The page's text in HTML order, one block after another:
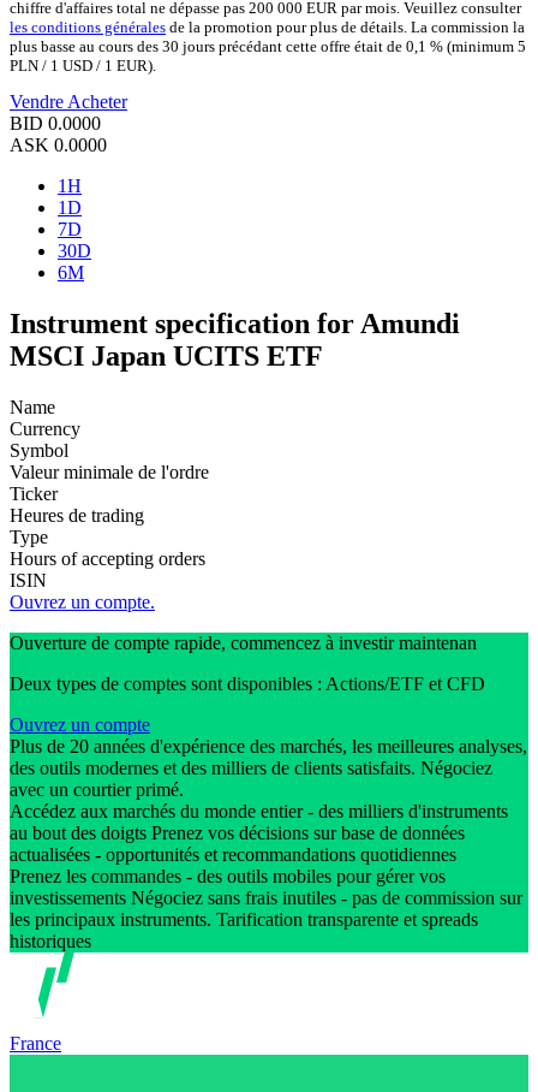
chiffre d'affaires total ne dépasse pas 200 000 EUR par mois. Veuillez consulter
les conditions générales de la promotion pour plus de détails. La commission la
plus basse au cours des 30 jours précédant cette offre était de 0,1 % (minimum 5
PLN / 1 USD / 1 EUR).
Vendre Acheter
BID 0.0000
ASK 0.0000
1H
1D
7D
30D
6M
Instrument specification for Amundi
MSCI Japan UCITS ETF
Name
Currency
Symbol
Valeur minimale de l'ordre
Ticker
Heures de trading
Type
Hours of accepting orders
ISIN
Ouvrez un compte.
Ouverture de compte rapide, commencez à investir maintenan
Deux types de comptes sont disponibles : Actions/ETF et CFD
Ouvrez un compte
Plus de 20 années d'expérience des marchés, les meilleures analyses,
des outils modernes et des milliers de clients satisfaits. Négociez
avec un courtier primé.
Accédez aux marchés du monde entier - des milliers d'instruments
au bout des doigts Prenez vos décisions sur base de données
actualisées - opportunités et recommandations quotidiennes
Prenez les commandes - des outils mobiles pour gérer vos
investissements Négociez sans frais inutiles - pas de commission sur
les principaux instruments. Tarification transparente et spreads
historiques
France